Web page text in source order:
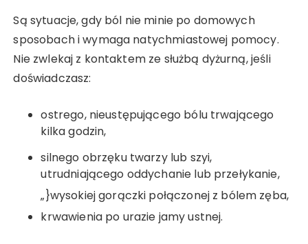
Są sytuacje, gdy ból nie minie po domowych
sposobach i wymaga natychmiastowej pomocy.
Nie zwlekaj z kontaktem ze służbą dyżurną, jeśli
doświadczasz:
ostrego, nieustępującego bólu trwającego
kilka godzin,
silnego obrzęku twarzy lub szyi,
utrudniającego oddychanie lub przełykanie,
„}wysokiej gorączki połączonej z bólem zęba,
krwawienia po urazie jamy ustnej.